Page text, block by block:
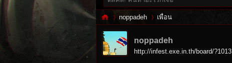
noppadeh เพื่อน
noppadeh
http://infest.exe.in.th/board/?1013